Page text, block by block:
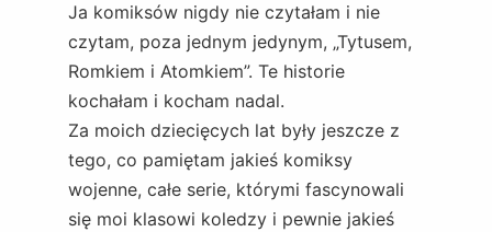
Ja komiksów nigdy nie czytałam i nie
czytam, poza jednym jedynym, „Tytusem,
Romkiem i Atomkiem”. Te historie
kochałam i kocham nadal.
Za moich dziecięcych lat były jeszcze z
tego, co pamiętam jakieś komiksy
wojenne, całe serie, którymi fascynowali
się moi klasowi koledzy i pewnie jakieś